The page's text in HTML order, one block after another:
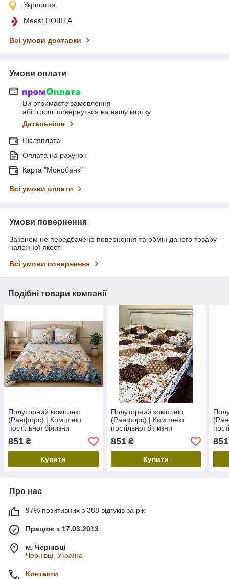
Укрпошта
Meest ПОШТА
Всі умови доставки
Умови оплати
Ви отримаєте замовлення
або гроші повернуться на вашу картку
Детальніше
Післяплата
Оплата на рахунок
Карта "Монобанк"
Всі умови оплати
Умови повернення
Законом не передбачено повернення та обмін даного товару
належної якості
Всі умови повернення
Подібні товари компанії
Полуторний комплект
(Ранфорс) | Комплект
постільної білизни
147х217 "Ваніль"
851 ₴
Купити
Полуторний комплект
(Ранфорс) | Комплект
постільної білизни
147х217 "Печворк"
851₴
Купити
851
Про нас
97% позитивних з 388 відгуків за рік
Працює з 17.03.2013
м. Чернівці
Чернівці, Україна
Контакти